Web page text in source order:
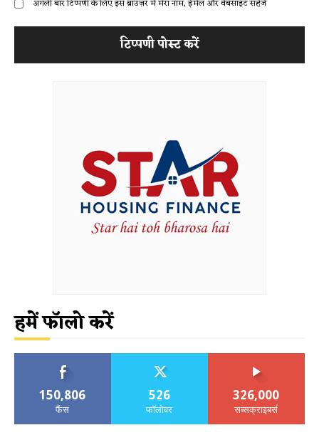
अगली बार टिप्पणी के लिए इस ब्राउज़र में मेरा नाम, ईमेल और वेबसाइट सहेजें
हमें फॉलो करें
150,806
फैंस
526
फॉलोवर
326,000
सब्सक्राइबर्स